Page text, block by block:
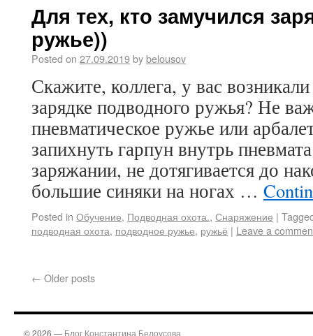
Для тех, кто замучился
ружье))
Posted on 27.09.2019bybelousov
Скажите, коллега, у вас
зарядке подводного ружья? Не
пневматическое ружье или
запихнуть гарпун внутрь
заряжании, не дотягивается до
большие синяки на ногах …
Posted in Обучение, Подводная охота., Снаряжение |
подводная охота, подводное ружье, ружьё | Leave a
← Older posts
© 2026 — Блог Константина Белоусова